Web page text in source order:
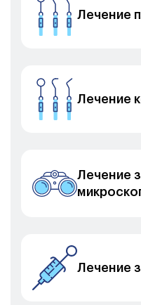
Лечение
Лечение
Лечение
Лечение